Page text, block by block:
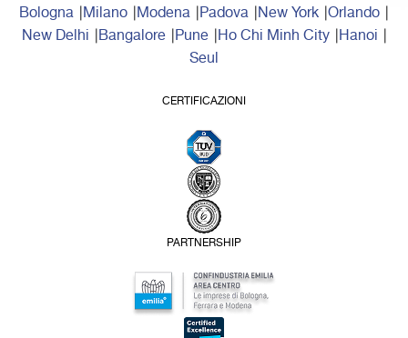
Bologna Milano Modena Padova New York Orlando
New Delhi Bangalore Pune Ho Chi Minh City Hanoi
Seul
CERTIFICAZIONI
PARTNERSHIP